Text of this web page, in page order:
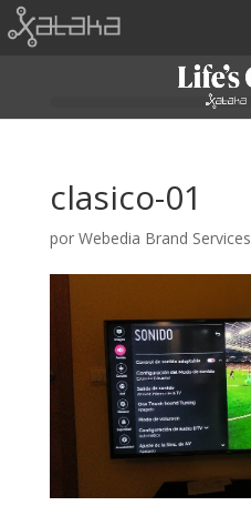
clasico-01
por Webedia Brand Services